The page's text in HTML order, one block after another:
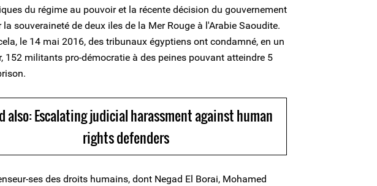
du régime au pouvoir et la récente décision du gouvernement
la souveraineté de deux iles de la Mer Rouge à l'Arabie Saoudite.
le 14 mai 2016, des tribunaux égyptiens ont condamné, en un
152 militants pro-démocratie à des peines pouvant atteindre 5
also: Escalating judicial harassment against human
rights defenders
ses des droits humains, dont Negad El Borai, Mohamed